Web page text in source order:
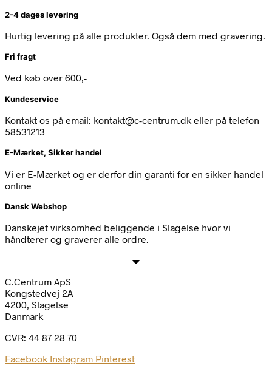
2-4 dages levering
Hurtig levering på alle produkter. Også dem med gravering.
Fri fragt
Ved køb over 600,-
Kundeservice
Kontakt os på email: kontakt@c-centrum.dk eller på telefon
58531213
E-Mærket, Sikker handel
Vi er E-Mærket og er derfor din garanti for en sikker handel
online
Dansk Webshop
Danskejet virksomhed beliggende i Slagelse hvor vi
håndterer og graverer alle ordre.
C.Centrum ApS
Kongstedvej 2A
4200, Slagelse
Danmark
CVR: 44 87 28 70
Facebook Instagram Pinterest